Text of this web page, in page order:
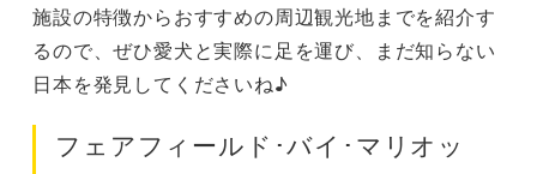
施設の特徴からおすすめの周辺観光地までを紹介す
るので、ぜひ愛犬と実際に足を運び、まだ知らない
日本を発見してくださいね♪
フェアフィールド･バイ･マリオッ